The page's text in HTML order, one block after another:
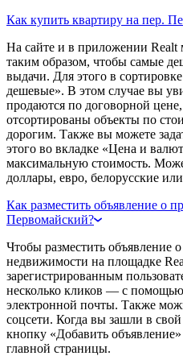
Как купить квартиру на пер.
На сайте и в приложении Realt
таким образом, чтобы самые
выдачи. Для этого в
дешевые». В этом случае вы
продаются по договорной
отсортированы объекты по
дорогим. Также вы можете
этого во вкладке «Цена и
максимальную стоимость.
доллары, евро, белорусские
Как разместить объявление о
Первомайский?
Чтобы разместить объявление
недвижимости на площадке
зарегистрированным
несколько кликов — с
электронной почты. Также
соцсети. Когда вы зашли в
кнопку «Добавить
главной страницы.